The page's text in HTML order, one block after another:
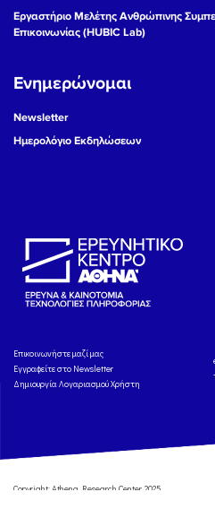
Εργαστήριο Μελέτης Ανθρώπινης
Επικοινωνίας (HUBIC Lab)
Ενημερώνομαι
Newsletter
Ημερολόγιο Εκδηλώσεων
Eπικοινωνήστε μαζί μας
Εγγραφείτε στο Newsletter
Δημιουργία Λογαριασμού Χρήστη
Copyright: Athena Research Center, 2025